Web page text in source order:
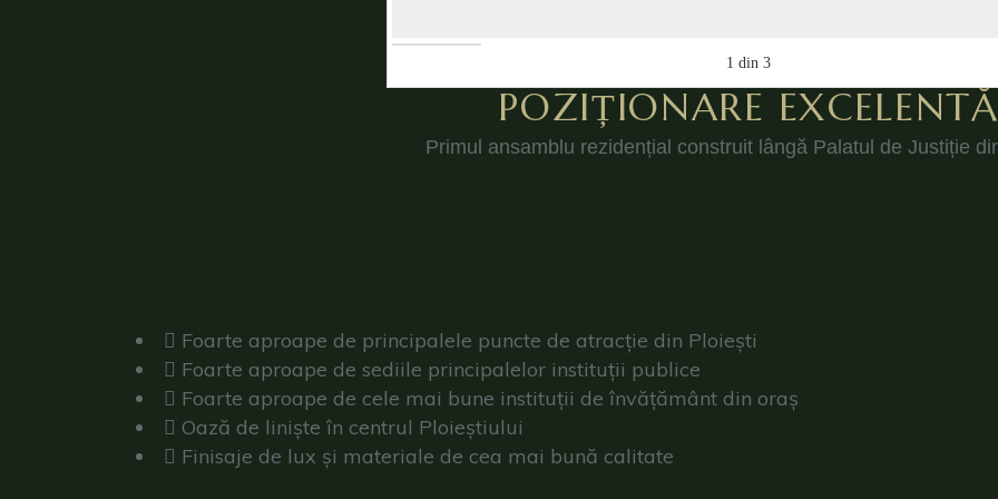
1 din 3
POZIȚIONARE EXCELENTĂ
Primul ansamblu rezidențial construit lângă Palatul de Justiție
Foarte aproape de principalele puncte de atracție din Ploiești
Foarte aproape de sediile principalelor instituții publice
Foarte aproape de cele mai bune instituții de învățământ din oraș
Oază de liniște în centrul Ploieștiului
Finisaje de lux și materiale de cea mai bună calitate